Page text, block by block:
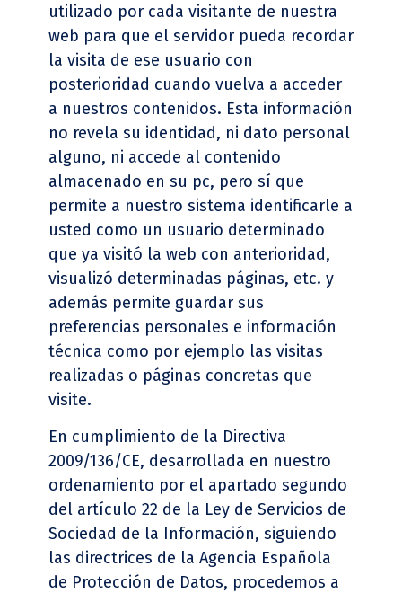
utilizado por cada visitante de nuestra
web para que el servidor pueda recordar
la visita de ese usuario con
posterioridad cuando vuelva a acceder
a nuestros contenidos. Esta información
no revela su identidad, ni dato personal
alguno, ni accede al contenido
almacenado en su pc, pero sí que
permite a nuestro sistema identificarle a
usted como un usuario determinado
que ya visitó la web con anterioridad,
visualizó determinadas páginas, etc. y
además permite guardar sus
preferencias personales e información
técnica como por ejemplo las visitas
realizadas o páginas concretas que
visite.
En cumplimiento de la Directiva
2009/136/CE, desarrollada en nuestro
ordenamiento por el apartado segundo
del artículo 22 de la Ley de Servicios de
Sociedad de la Información, siguiendo
las directrices de la Agencia Española
de Protección de Datos, procedemos a